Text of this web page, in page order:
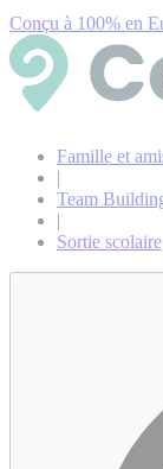
Conçu à 100% en
Famille et
|
Team
|
Sortie scolaire